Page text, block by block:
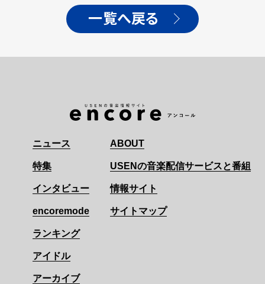
一覧へ戻る
ニュース
特集
インタビュー
encoremode
ランキング
アイドル
アーカイブ
ABOUT
USENの音楽配信サービスと番組
情報サイト
サイトマップ